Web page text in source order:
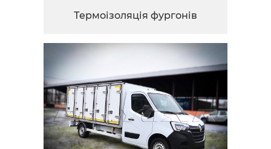
Термоізоляція фургонів